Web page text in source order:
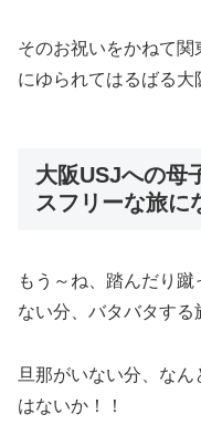
そのお祝いをかねて
にゆられてはるばる大
大阪USJへの母
スフリーな旅に
もう～ね、踏んだり
ない分、バタバタする
旦那がいない分、な
はないか！！